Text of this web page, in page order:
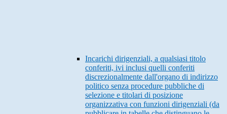
Incarichi dirigenziali, a qualsiasi titolo
conferiti, ivi inclusi quelli conferiti
discrezionalmente dall'organo di indirizzo
politico senza procedure pubbliche di
selezione e titolari di posizione
organizzativa con funzioni dirigenziali (da